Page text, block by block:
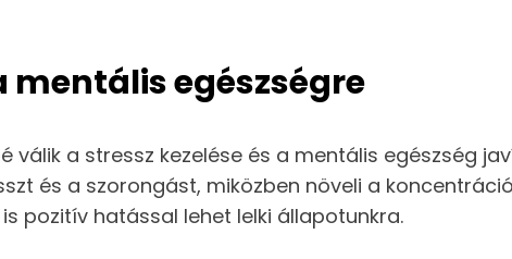
egészségre
válik a stressz kezelése és a mentális egészség
és a szorongást, miközben növeli a
pozitív hatással lehet lelki állapotunkra.